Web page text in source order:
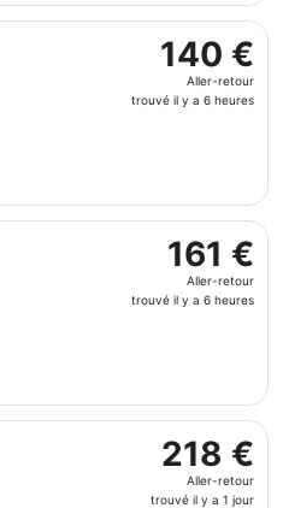
21
heures
140 €
Aller-
retour,
6
heures
140 €
Aller-retour
trouvé il y a 6 heures
décollant le ven 30
161 €
Aller-
retour,
6
heures
161 €
Aller-retour
trouvé il y a 6 heures
décollant le ven 30 oct. de
218 €
Aller-
retour,
218 €
Aller-retour
trouvé il y a 1 jour
décollant le mar 13